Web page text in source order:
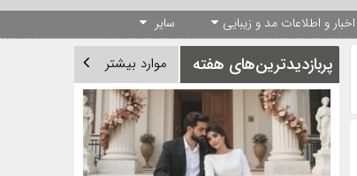
اخبار و اطلاعات مد و زیبایی سایر
پربازدیدترین‌های هفته موارد بیشتر